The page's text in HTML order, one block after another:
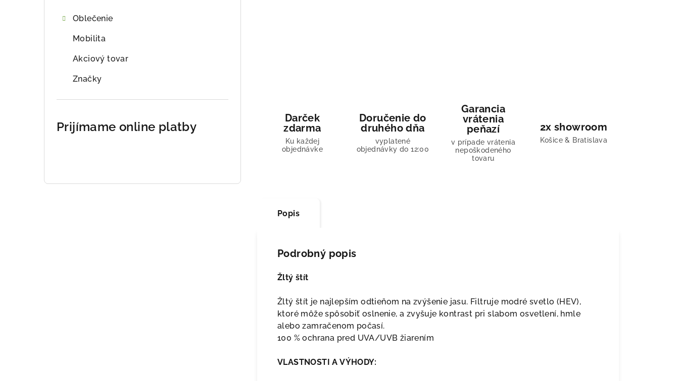
Oblečenie
Mobilita
Akciový tovar
Značky
Prijímame online platby
Darček
zdarma
Ku každej
objednávke
Doručenie do
druhého dňa
vyplatené
objednávky do 12:00
Garancia
vrátenia
peňazí
v prípade vrátenia
nepoškodeného
tovaru
2x showroom
Košice & Bratislava
Popis
Podrobný popis
Žltý štít
Žltý štít je najlepším odtieňom na zvýšenie jasu. Filtruje modré svetlo (HEV),
ktoré môže spôsobiť oslnenie, a zvyšuje kontrast pri slabom osvetlení, hmle
alebo zamračenom počasí.
100 % ochrana pred UVA/UVB žiarením
VLASTNOSTI A VÝHODY: